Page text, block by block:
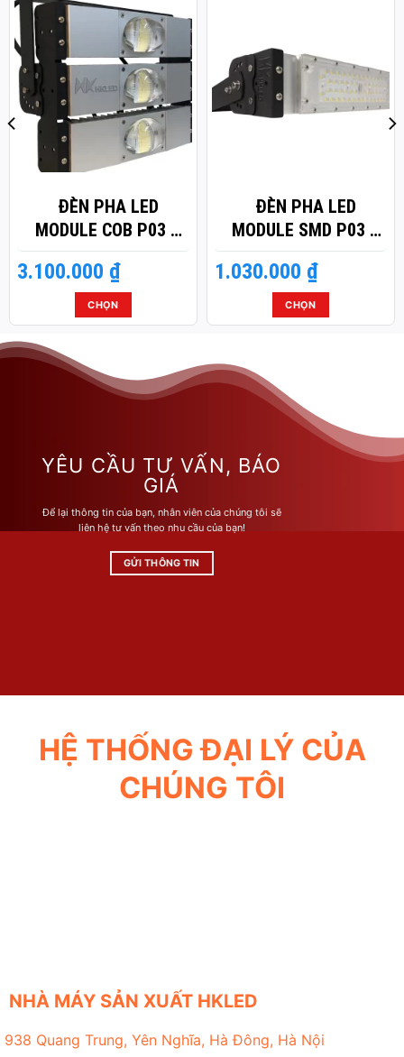
ĐÈN PHA LED
MODULE COB P03 –
CÔNG SUẤT 150W
3.100.000 ₫
CHỌN
Sản
có
nhiều
Các
có
thể
được
chọn
ĐÈN PHA LED
MODULE SMD P03 –
CÔNG SUẤT 50W
1.030.000 ₫
CHỌN
Sản
nhiều
biến
thể.
YÊU CẦU TƯ VẤN, BÁO
GIÁ
Để lại thông tin của bạn, nhân viên của chúng tôi sẽ
liên hệ tư vấn theo nhu cầu của bạn!
GỬI THÔNG TIN
HỆ THỐNG ĐẠI LÝ CỦA
CHÚNG TÔI
NHÀ MÁY SẢN XUẤT HKLED
938 Quang Trung, Yên Nghĩa, Hà Đông, Hà Nội